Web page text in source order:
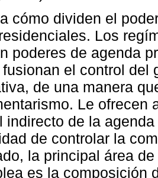
cómo dividen el
Los
poderes de agenda
el control del
de una manera
Le ofrecen
indirecto de la
de controlar la
la principal área
es la composición